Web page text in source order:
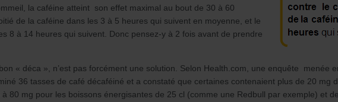
la caféine atteint son effet maximal au bout de 30 à 60
de la caféine dans les 3 à 5 heures qui suivent en moyenne, et le
8 à 14 heures qui suivent. Donc pensez-y à 2 fois avant de prendre
« déca », n’est pas forcément une solution. Selon Health.com , une enquête menée
36 tasses de café décaféiné et a constaté que certaines contenaient plus de 20 mg
80 mg pour les boissons énergisantes de 25 cl (comme une Redbull par exemple) et